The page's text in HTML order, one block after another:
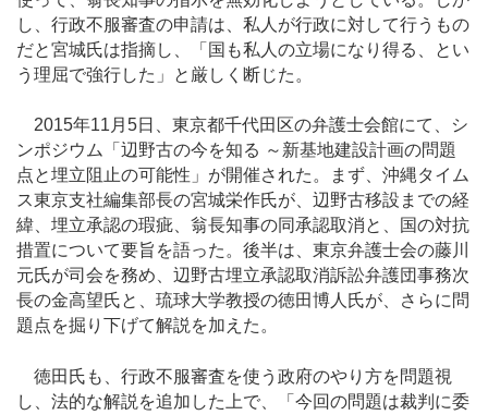
し、行政不服審査の申請は、私人が行政に対して行うもの
だと宮城氏は指摘し、「国も私人の立場になり得る、とい
う理屈で強行した」と厳しく断じた。
2015年11月5日、東京都千代田区の弁護士会館にて、シ
ンポジウム「辺野古の今を知る ～新基地建設計画の問題
点と埋立阻止の可能性」が開催された。まず、沖縄タイム
ス東京支社編集部長の宮城栄作氏が、辺野古移設までの経
緯、埋立承認の瑕疵、翁長知事の同承認取消と、国の対抗
措置について要旨を語った。後半は、東京弁護士会の藤川
元氏が司会を務め、辺野古埋立承認取消訴訟弁護団事務次
長の金高望氏と、琉球大学教授の徳田博人氏が、さらに問
題点を掘り下げて解説を加えた。
徳田氏も、行政不服審査を使う政府のやり方を問題視
し、法的な解説を追加した上で、「今回の問題は裁判に委